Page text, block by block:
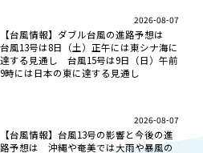
2026-08-07
【台風情報】ダブル台風の進路予想は
台風13号は8日（土）正午には東シナ海に
達する見通し 台風15号は9日（日）午前
9時には日本の東に達する見通し
2026-08-07
【台風情報】台風13号の影響と今後の進
路予想は 沖縄や奄美では大雨や暴風の